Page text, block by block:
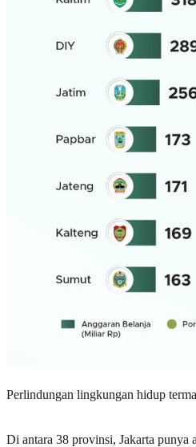
Perlindungan lingkungan hidup
Di antara 38 provinsi, Jakarta punya